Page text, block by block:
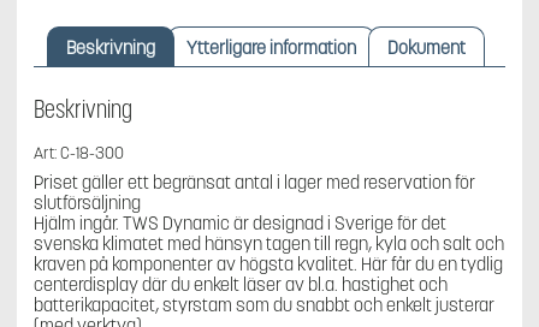
Beskrivning Ytterligare information Dokument
Beskrivning
Art: C-18-300
Priset gäller ett begränsat antal i lager med reservation för
slutförsäljning
Hjälm ingår. TWS Dynamic är designad i Sverige för det
svenska klimatet med hänsyn tagen till regn, kyla och salt och
kraven på komponenter av högsta kvalitet. Här får du en tydlig
centerdisplay där du enkelt läser av bl.a. hastighet och
batterikapacitet, styrstam som du snabbt och enkelt justerar